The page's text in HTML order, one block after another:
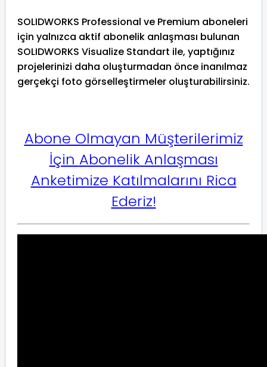
SOLIDWORKS Professional ve Premium aboneleri
için yalnızca aktif abonelik anlaşması bulunan
SOLIDWORKS Visualize Standart ile, yaptığınız
projelerinizi daha oluşturmadan önce inanılmaz
gerçekçi foto görselleştirmeler oluşturabilirsiniz.
Abone Olmayan Müşterilerimiz
İçin Abonelik Anlaşması
Anketimize Katılmalarını Rica
Ederiz!